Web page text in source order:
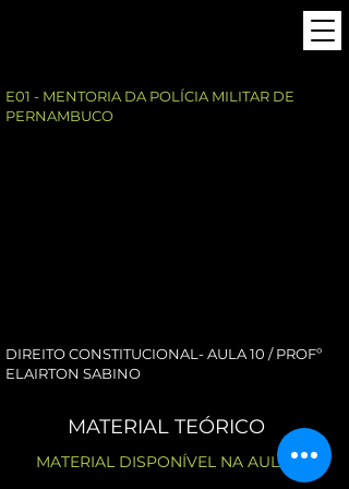
E01 - MENTORIA DA POLÍCIA MILITAR DE
PERNAMBUCO
DIREITO CONSTITUCIONAL- AULA 10 / PROFº
ELAIRTON SABINO
MATERIAL TEÓRICO
MATERIAL DISPONÍVEL NA AULA 11.